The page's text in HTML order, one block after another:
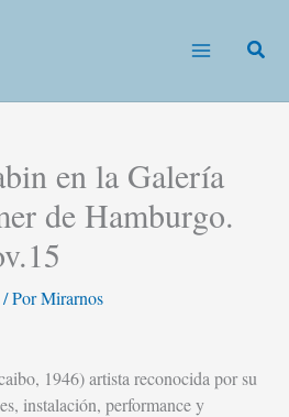
en la Galería
de Hamburgo.
PorMirarnos
1946) artista reconocida por su
instalación, performance y